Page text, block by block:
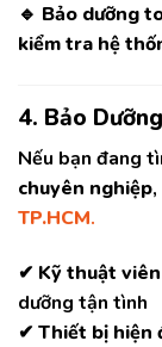
🔹 Bảo dưỡng
kiểm tra hệ
4. Bảo
Nếu bạn đang
chuyên nghiệp
TP.HCM.
✔ Kỹ thuật
dưỡng tận tình
✔ Thiết bị hiện